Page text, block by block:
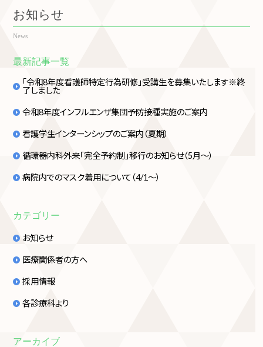
お知らせ
News
最新記事一覧
「令和8年度看護師特定行為研修」受講生を募集いたします※終
了しました
令和8年度インフルエンザ集団予防接種実施のご案内
看護学生インターンシップのご案内（夏期）
循環器内科外来「完全予約制」移行のお知らせ（5月～）
病院内でのマスク着用について（4/1～）
カテゴリー
お知らせ
医療関係者の方へ
採用情報
各診療科より
アーカイブ